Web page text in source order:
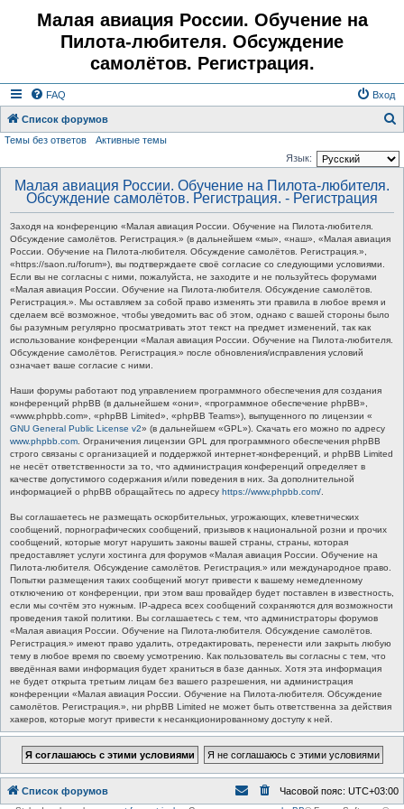
Малая авиация России. Обучение на
Пилота-любителя. Обсуждение
самолётов. Регистрация.
FAQ Вход
Список форумов
Темы без ответов
Активные темы
Язык:
Малая авиация России. Обучение на Пилота-любителя.
Обсуждение самолётов. Регистрация. - Регистрация
Заходя на конференцию «Малая авиация России. Обучение на Пилота-любителя.
Обсуждение самолётов. Регистрация.» (в дальнейшем «мы», «наш», «Малая авиация
России. Обучение на Пилота-любителя. Обсуждение самолётов. Регистрация.»,
«https://saon.ru/forum»), вы подтверждаете своё согласие со следующими условиями.
Если вы не согласны с ними, пожалуйста, не заходите и не пользуйтесь форумами
«Малая авиация России. Обучение на Пилота-любителя. Обсуждение самолётов.
Регистрация.». Мы оставляем за собой право изменять эти правила в любое время и
сделаем всё возможное, чтобы уведомить вас об этом, однако с вашей стороны было
бы разумным регулярно просматривать этот текст на предмет изменений, так как
использование конференции «Малая авиация России. Обучение на Пилота-любителя.
Обсуждение самолётов. Регистрация.» после обновления/исправления условий
означает ваше согласие с ними.
Наши форумы работают под управлением программного обеспечения для создания
конференций phpBB (в дальнейшем «они», «программное обеспечение phpBB»,
«www.phpbb.com», «phpBB Limited», «phpBB Teams»), выпущенного по лицензии «
GNU General Public License v2» (в дальнейшем «GPL»). Скачать его можно по адресу
www.phpbb.com . Ограничения лицензии GPL для программного обеспечения phpBB
строго связаны с организацией и поддержкой интернет-конференций, и phpBB Limited
не несёт ответственности за то, что администрация конференций определяет в
качестве допустимого содержания и/или поведения в них. За дополнительной
информацией о phpBB обращайтесь по адресу https://www.phpbb.com/
Вы соглашаетесь не размещать оскорбительных, угрожающих, клеветнических
сообщений, порнографических сообщений, призывов к национальной розни и прочих
сообщений, которые могут нарушить законы вашей страны, страны, которая
предоставляет услуги хостинга для форумов «Малая авиация России. Обучение на
Пилота-любителя. Обсуждение самолётов. Регистрация.» или международное право.
Попытки размещения таких сообщений могут привести к вашему немедленному
отключению от конференции, при этом ваш провайдер будет поставлен в известность,
если мы сочтём это нужным. IP-адреса всех сообщений сохраняются для возможности
проведения такой политики. Вы соглашаетесь с тем, что администраторы форумов
«Малая авиация России. Обучение на Пилота-любителя. Обсуждение самолётов.
Регистрация.» имеют право удалить, отредактировать, перенести или закрыть любую
тему в любое время по своему усмотрению. Как пользователь вы согласны с тем, что
введённая вами информация будет храниться в базе данных. Хотя эта информация
не будет открыта третьим лицам без вашего разрешения, ни администрация
конференции «Малая авиация России. Обучение на Пилота-любителя. Обсуждение
самолётов. Регистрация.», ни phpBB Limited не может быть ответственна за действия
хакеров, которые могут привести к несанкционированному доступу к ней.
Список форумов Часовой пояс: UTC+03:00